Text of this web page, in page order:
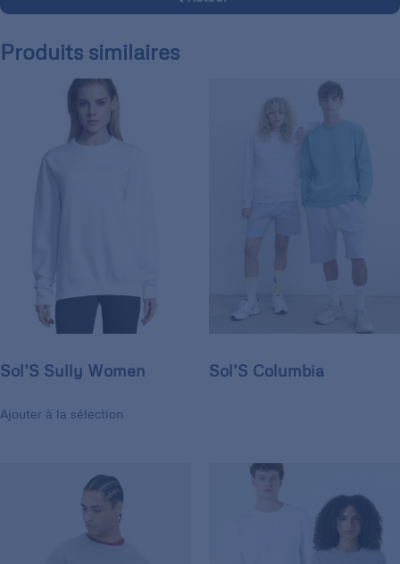
Produits similaires
Sol’S Sully Women
Ajouter à la sélection
Sol’S Columbia